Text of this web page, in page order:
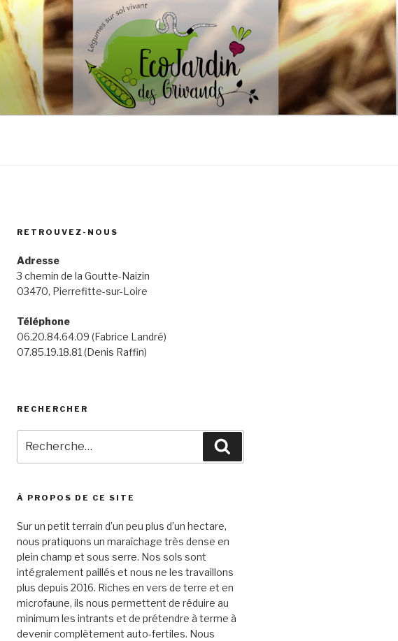
RETROUVEZ-NOUS
Adresse
3 chemin de la Goutte-Naizin
03470, Pierrefitte-sur-Loire
Téléphone
06.20.84.64.09 (Fabrice Landré)
07.85.19.18.81 (Denis Raffin)
RECHERCHER
pour
:
À PROPOS DE CE SITE
Sur un petit terrain d’un peu plus d’un hectare,
nous pratiquons un maraîchage très dense en
plein champ et sous serre. Nos sols sont
intégralement paillés et nous ne les travaillons
plus depuis 2016. Riches en vers de terre et en
microfaune, ils nous permettent de réduire au
minimum les intrants et de prétendre à terme à
devenir complètement auto-fertiles. Nous